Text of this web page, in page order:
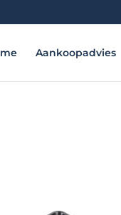
Aankoopadvies